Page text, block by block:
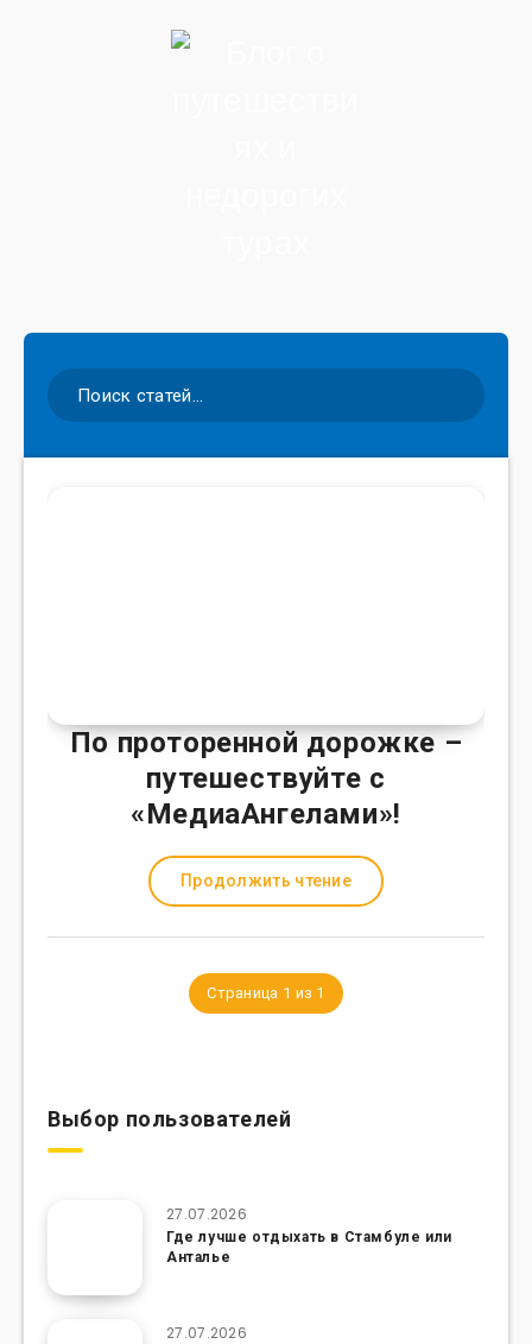
По проторенной дорожке –
путешествуйте с
«МедиаАнгелами»!
Продолжить чтение
Страница 1 из 1
Выбор пользователей
27.07.2026
Где лучше отдыхать в Стамбуле или
Анталье
27.07.2026